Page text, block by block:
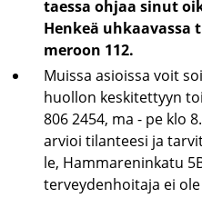
taes­sa ohjaa sinut
Hen­keä
me­roon 112.
Muis­sa asiois­sa voit
huol­lon kes­ki­tet­tyyn
8062454, ma - pe klo
ar­vioi ti­lan­tee­si ja
le, Ham­ma­re­nin­ka­tu
ter­vey­den­hoi­ta­ja ei